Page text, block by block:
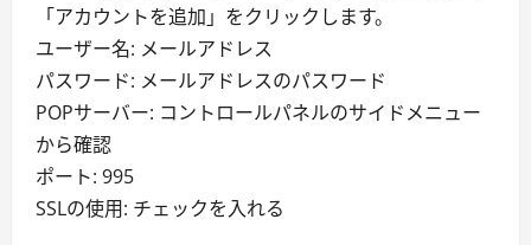
「アカウントを追加」をクリックします。
ユーザー名: メールアドレス
パスワード: メールアドレスのパスワード
POPサーバー: コントロールパネルのサイドメニュー
から確認
ポート: 995
SSLの使用: チェックを入れる